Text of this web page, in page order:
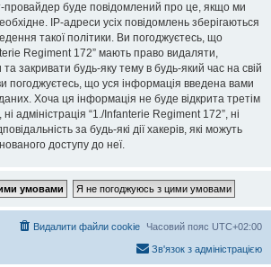
провайдер буде повідомлений про це, якщо ми
IP-адреси усіх повідомлень зберігаються
такої політики. Ви погоджуєтесь, що
Regiment 172” мають право видаляти,
закривати будь-яку тему в будь-який час на свій
погоджуєтесь, що уся інформація введена вами
Хоча ця інформація не буде відкрита третім
адміністрація “1./Infanterie Regiment 172”, ні
за будь-які дії хакерів, які можуть
доступу до неї.
Часовий пояс UTC+02:00
Видалити файли cookie
Зв'язок з адміністрацією